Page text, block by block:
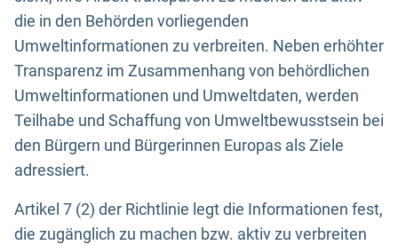
die in den Behörden vorliegenden
Umweltinformationen zu verbreiten. Neben erhöhter
Transparenz im Zusammenhang von behördlichen
Umweltinformationen und Umweltdaten, werden
Teilhabe und Schaffung von Umweltbewusstsein bei
den Bürgern und Bürgerinnen Europas als Ziele
adressiert.
Artikel 7 (2) der Richtlinie legt die Informationen fest,
die zugänglich zu machen bzw. aktiv zu verbreiten